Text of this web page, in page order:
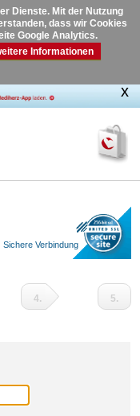
Dienste. Mit der Nutzung
dass wir Cookies
Google Analytics.
Informationen
Sichere Verbindung
4. 5.